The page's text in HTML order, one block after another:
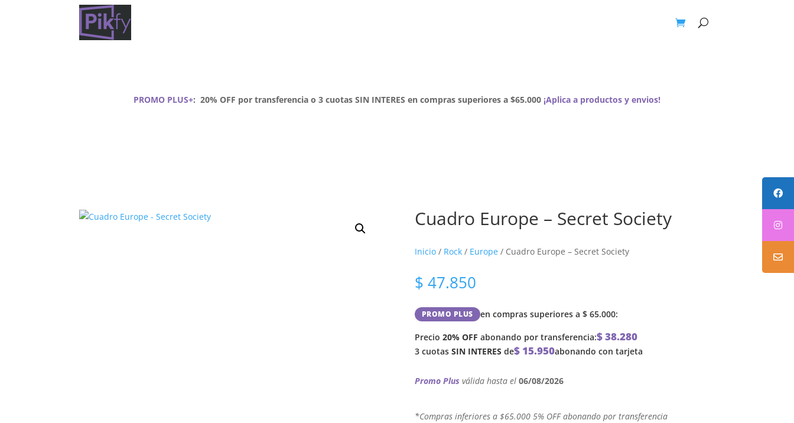
PROMO PLUS+: 20% OFF por transferencia o 3 cuotas SIN INTERES en compras superiores a $65.000 ¡Aplica a productos y envios!
Cuadro Europe – Secret Society
Inicio/ Rock/ Europe/ Cuadro Europe – Secret Society
$ 47.850
PROMO PLUS en compras superiores a $65.000:
Precio 20% OFF abonando por transferencia:$38.280
3 cuotas SIN INTERES de$15.950abonando con tarjeta
Promo Plus válida hasta el 06/08/2026
´*Compras inferiores a $65.000 5% OFF abonando por transferencia